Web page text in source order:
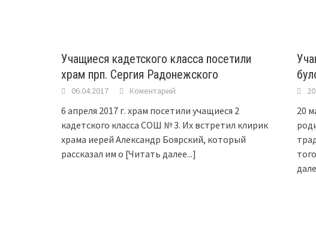
Учащиеся кадетского класса посетили
храм прп. Сергия Радонежского
06.04.2017 Коментарий
6 апреля 2017 г. храм посетили учащиеся 2
кадетского класса СОШ № 3. Их встретил клирик
храма иерей Александр Боярский, который
рассказал им о [Читать далее...]
20